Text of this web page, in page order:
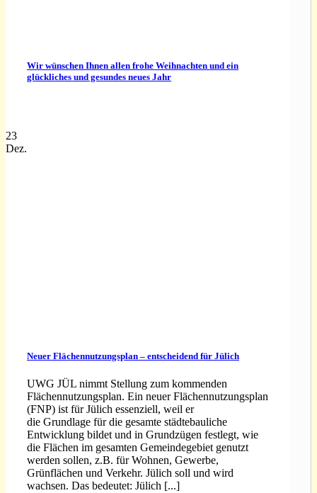
Wir wünschen Ihnen allen frohe Weihnachten und ein
glückliches und gesundes neues Jahr
23
Dez.
Neuer Flächennutzungsplan – entscheidend für Jülich
UWG JÜL nimmt Stellung zum kommenden
Flächennutzungsplan. Ein neuer Flächennutzungsplan
(FNP) ist für Jülich essenziell, weil er
die Grundlage für die gesamte städtebauliche
Entwicklung bildet und in Grundzügen festlegt, wie
die Flächen im gesamten Gemeindegebiet genutzt
werden sollen, z.B. für Wohnen, Gewerbe,
Grünflächen und Verkehr. Jülich soll und wird
wachsen. Das bedeutet: Jülich [...]